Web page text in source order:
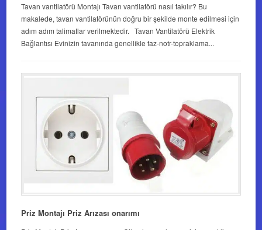
Tavan vantilatörü Montajı Tavan vantilatörü nasıl takılır? Bu
makalede, tavan vantilatörünün doğru bir şekilde monte edilmesi için
adım adım talimatlar verilmektedir. Tavan Vantilatörü Elektrik
Bağlantısı Evinizin tavanında genellikle faz-notr-topraklama...
Priz Montajı Priz Arızası onarımı